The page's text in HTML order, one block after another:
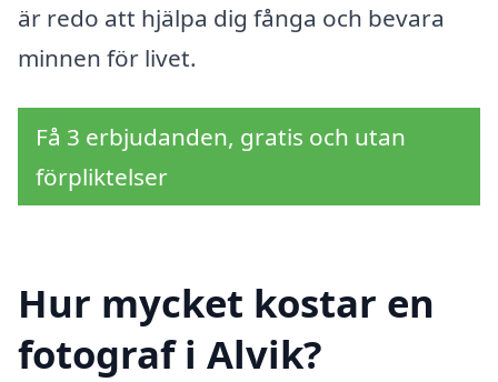
är redo att hjälpa dig fånga och bevara
minnen för livet.
Få 3 erbjudanden, gratis och utan
förpliktelser
Hur mycket kostar en
fotograf i Alvik?